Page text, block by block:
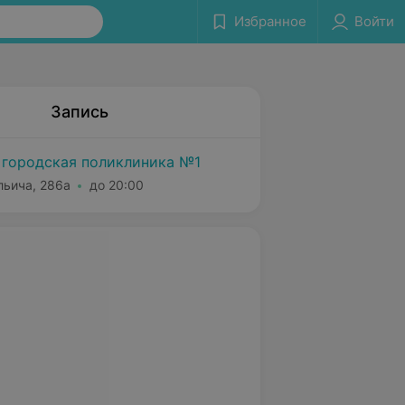
Избранное Войти
Запись
поликлиника №1
286а до 20:00